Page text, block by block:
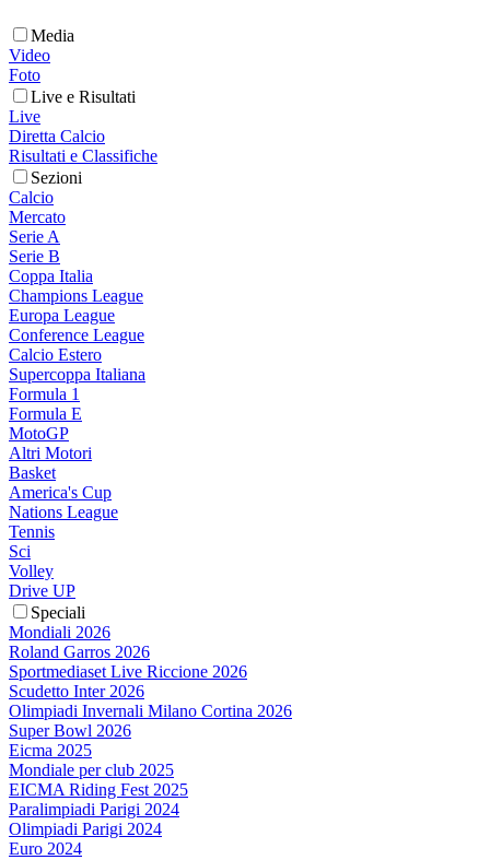
Media
Video
Foto
Live e Risultati
Live
Diretta Calcio
Risultati e Classifiche
Sezioni
Calcio
Mercato
Serie A
Serie B
Coppa Italia
Champions League
Europa League
Conference League
Calcio Estero
Supercoppa Italiana
Formula 1
Formula E
MotoGP
Altri Motori
Basket
America's Cup
Nations League
Tennis
Sci
Volley
Drive UP
Speciali
Mondiali 2026
Roland Garros 2026
Sportmediaset Live Riccione 2026
Scudetto Inter 2026
Olimpiadi Invernali Milano Cortina 2026
Super Bowl 2026
Eicma 2025
Mondiale per club 2025
EICMA Riding Fest 2025
Paralimpiadi Parigi 2024
Olimpiadi Parigi 2024
Euro 2024